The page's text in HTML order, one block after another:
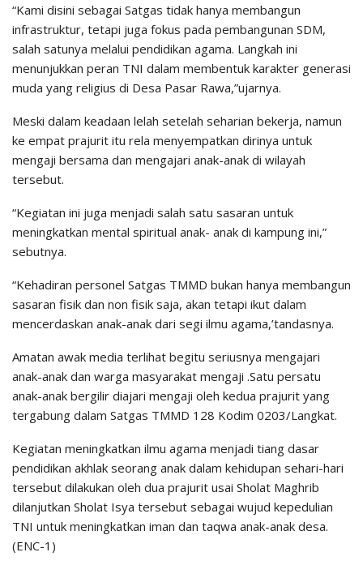
“Kami disini sebagai Satgas tidak hanya membangun
infrastruktur, tetapi juga fokus pada pembangunan SDM,
salah satunya melalui pendidikan agama. Langkah ini
menunjukkan peran TNI dalam membentuk karakter generasi
muda yang religius di Desa Pasar Rawa,”ujarnya.
Meski dalam keadaan lelah setelah seharian bekerja, namun
ke empat prajurit itu rela menyempatkan dirinya untuk
mengaji bersama dan mengajari anak-anak di wilayah
tersebut.
“Kegiatan ini juga menjadi salah satu sasaran untuk
meningkatkan mental spiritual anak- anak di kampung ini,”
sebutnya.
“Kehadiran personel Satgas TMMD bukan hanya membangun
sasaran fisik dan non fisik saja, akan tetapi ikut dalam
mencerdaskan anak-anak dari segi ilmu agama,’tandasnya.
Amatan awak media terlihat begitu seriusnya mengajari
anak-anak dan warga masyarakat mengaji .Satu persatu
anak-anak bergilir diajari mengaji oleh kedua prajurit yang
tergabung dalam Satgas TMMD 128 Kodim 0203/Langkat.
Kegiatan meningkatkan ilmu agama menjadi tiang dasar
pendidikan akhlak seorang anak dalam kehidupan sehari-hari
tersebut dilakukan oleh dua prajurit usai Sholat Maghrib
dilanjutkan Sholat Isya tersebut sebagai wujud kepedulian
TNI untuk meningkatkan iman dan taqwa anak-anak desa.
(ENC-1)